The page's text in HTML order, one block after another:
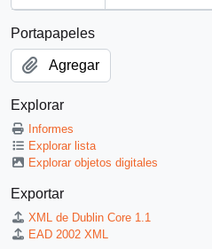
Portapapeles
Agregar
Explorar
Informes
Explorar lista
Explorar objetos digitales
Exportar
XML de Dublin Core 1.1
EAD 2002 XML